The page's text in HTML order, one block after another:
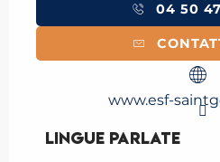
04 50
www.esf-
Lingue parlate
Lingue parlate